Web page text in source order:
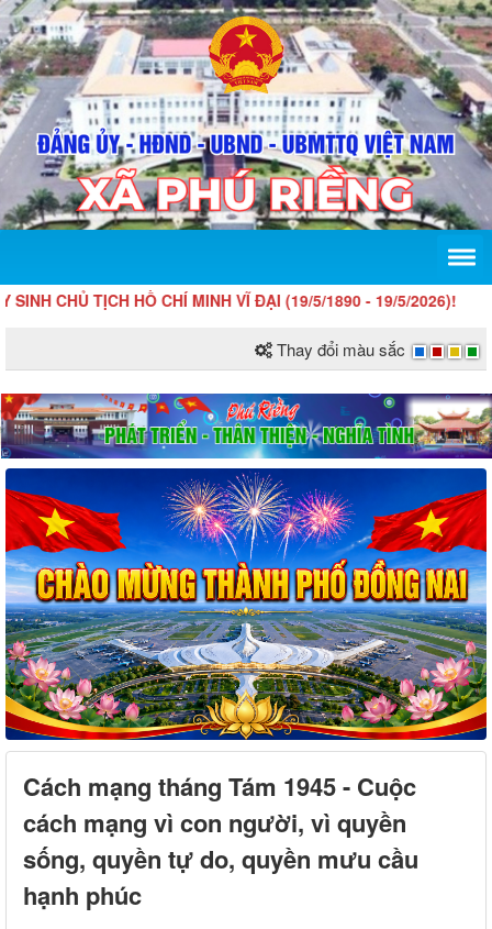
TỊCH HỒ CHÍ MINH VĨ ĐẠI (19/5/1890 - 19/5/2026)!
Thay đổi màu sắc
Cách mạng tháng Tám 1945 - Cuộc
cách mạng vì con người, vì quyền
sống, quyền tự do, quyền mưu cầu
hạnh phúc